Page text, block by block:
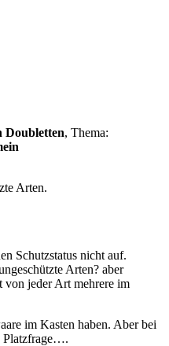
Doubletten, Thema:
Arten.
Schutzstatus nicht auf.
Arten? aber
jeder Art mehrere im
im Kasten haben. Aber bei
Platzfrage….